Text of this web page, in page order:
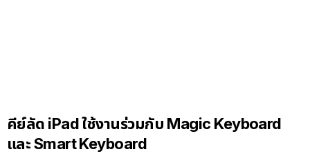
คีย์ลัด iPad ใช้งานร่วมกับ Magic Keyboard
และ Smart Keyboard